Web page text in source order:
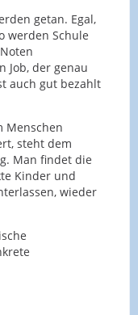
getan. Egal,
werden Schule
Job, der genau
auch gut bezahlt
Menschen
steht dem
Man findet die
Kinder und
wieder